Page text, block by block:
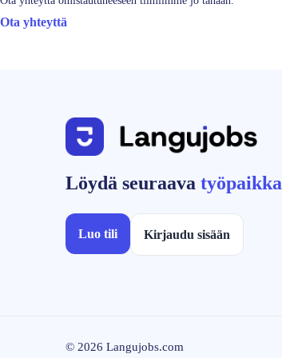
Ota yhteyttä
Löydä seuraava työpaikka
Luo tili Kirjaudu sisään
© 2026 Langujobs.com